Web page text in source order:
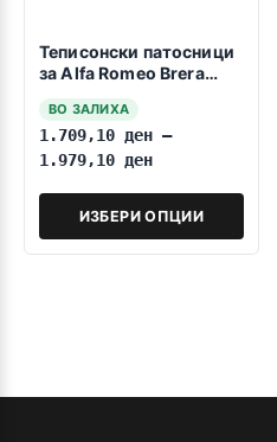
Теписонски патосници
за Alfa Romeo Brera
ВО ЗАЛИХА
1.709,10 ден –
1.979,10 ден
ИЗБЕРИ ОПЦИИ